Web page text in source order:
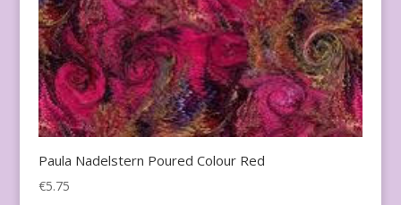
Paula Nadelstern Poured Colour Red
€5.75